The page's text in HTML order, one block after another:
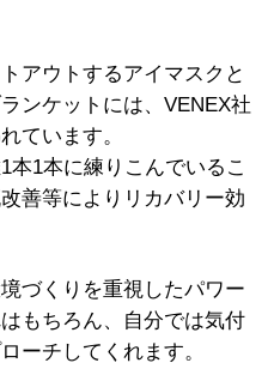
アウトするアイマスクと
ンケットには、VENEX社
ています。
本1本に練りこんでいるこ
善等によりリカバリー効
づくりを重視したパワー
もちろん、自分では気付
ーチしてくれます。